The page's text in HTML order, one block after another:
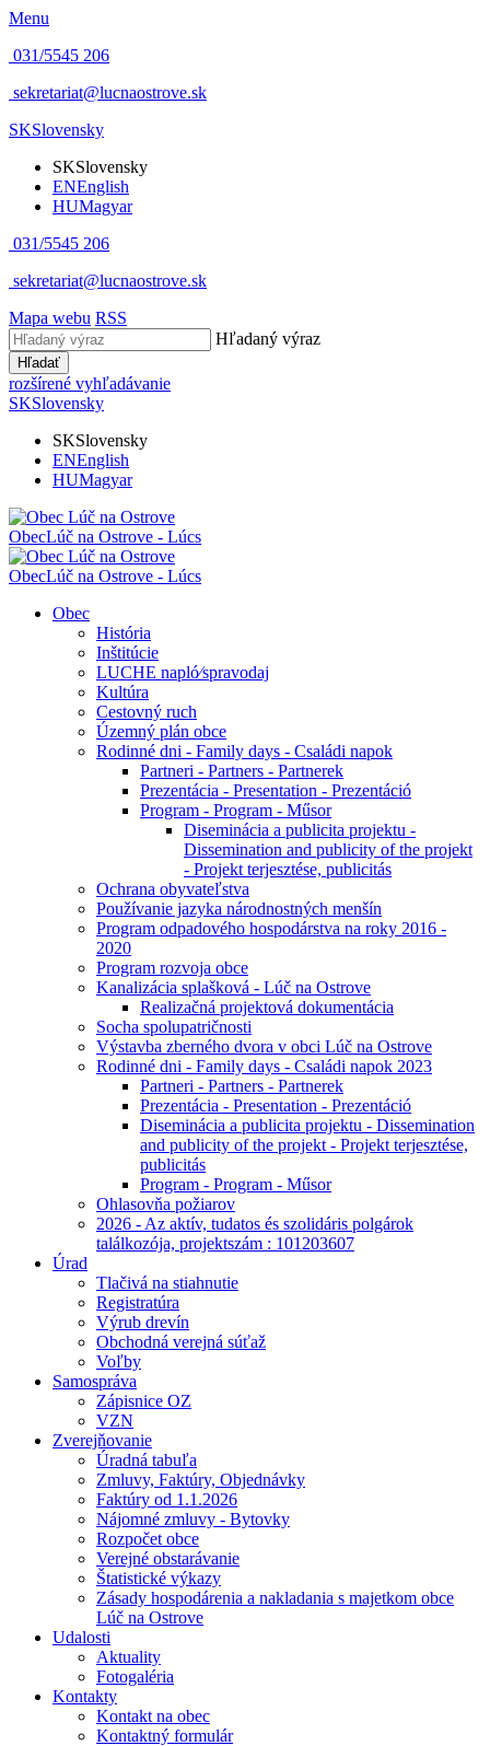
Menu
031/5545 206
sekretariat@lucnaostrove.sk
SKSlovensky
SKSlovensky
ENEnglish
HUMagyar
031/5545 206
sekretariat@lucnaostrove.sk
Mapa webu RSS
Hľadaný výraz
Hľadať
rozšírené vyhľadávanie
SKSlovensky
SKSlovensky
ENEnglish
HUMagyar
ObecLúč na Ostrove - Lúcs
ObecLúč na Ostrove - Lúcs
Obec
História
Inštitúcie
LUCHE napló⁄spravodaj
Kultúra
Cestovný ruch
Územný plán obce
Rodinné dni - Family days - Családi napok
Partneri - Partners - Partnerek
Prezentácia - Presentation - Prezentáció
Program - Program - Műsor
Diseminácia a publicita projektu -
Dissemination and publicity of the projekt
- Projekt terjesztése, publicitás
Ochrana obyvateľstva
Používanie jazyka národnostných menšín
Program odpadového hospodárstva na roky 2016 -
2020
Program rozvoja obce
Kanalizácia splašková - Lúč na Ostrove
Realizačná projektová dokumentácia
Socha spolupatričnosti
Výstavba zberného dvora v obci Lúč na Ostrove
Rodinné dni - Family days - Családi napok 2023
Partneri - Partners - Partnerek
Prezentácia - Presentation - Prezentáció
Diseminácia a publicita projektu - Dissemination
and publicity of the projekt - Projekt terjesztése,
publicitás
Program - Program - Műsor
Ohlasovňa požiarov
2026 - Az aktív, tudatos és szolidáris polgárok
találkozója, projektszám : 101203607
Úrad
Tlačivá na stiahnutie
Registratúra
Výrub drevín
Obchodná verejná súťaž
Voľby
Samospráva
Zápisnice OZ
VZN
Zverejňovanie
Úradná tabuľa
Zmluvy, Faktúry, Objednávky
Faktúry od 1.1.2026
Nájomné zmluvy - Bytovky
Rozpočet obce
Verejné obstarávanie
Štatistické výkazy
Zásady hospodárenia a nakladania s majetkom obce
Lúč na Ostrove
Udalosti
Aktuality
Fotogaléria
Kontakty
Kontakt na obec
Kontaktný formulár